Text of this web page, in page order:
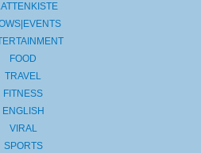
FOOD
TRAVEL
FITNESS
ENGLISH
VIRAL
SPORTS